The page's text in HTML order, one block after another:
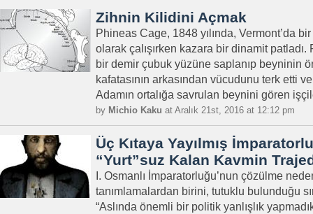
Zihnin Kilidini Açmak
Phineas Cage, 1848 yılında, Vermont’da
olarak çalışırken kazara bir dinamit patladı.
bir demir çubuk yüzüne saplanıp beyninin
kafatasının arkasından vücudunu terk etti
Adamın ortalığa savrulan beynini gören
by Michio Kaku at Aralık 21st, 2016 at 12:12 pm
Üç Kıtaya Yayılmış
“Yurt”suz Kalan Kavmin
I. Osmanlı İmparatorluğu’nun çözülme
tanımlamalardan birini, tutuklu bulunduğu
“Aslında önemli bir politik yanlışlık